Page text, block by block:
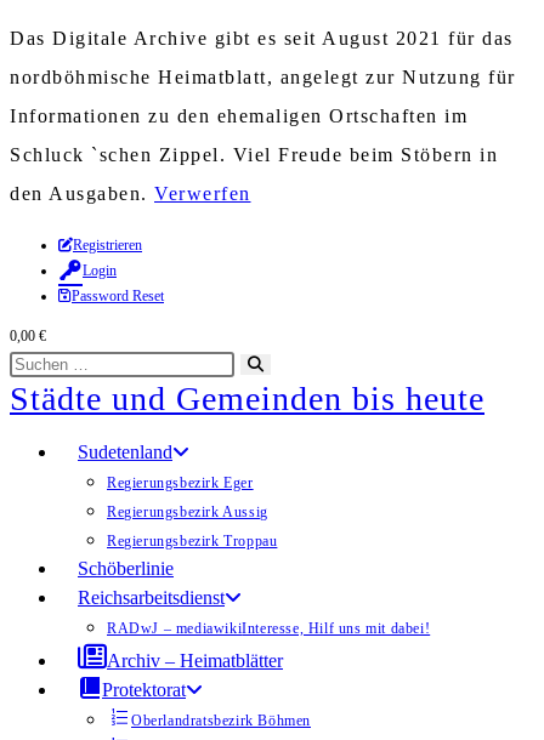
Das Digitale Archive gibt es seit August 2021 für das
nordböhmische Heimatblatt, angelegt zur Nutzung für
Informationen zu den ehemaligen Ortschaften im
Schluck `schen Zippel. Viel Freude beim Stöbern in
den Ausgaben. Verwerfen
Zum
Inhalt
springen
Registrieren
Login
Password Reset
0,00 €
Diese
Website
durchsuchen
starten
Städte und Gemeinden bis heute
Sudetenland
Regierungsbezirk Eger
Regierungsbezirk Aussig
Regierungsbezirk Troppau
Schöberlinie
Reichsarbeitsdienst
RADwJ – mediawikiInteresse, Hilf uns mit dabei!
Archiv – Heimatblätter
Protektorat
Oberlandratsbezirk Böhmen